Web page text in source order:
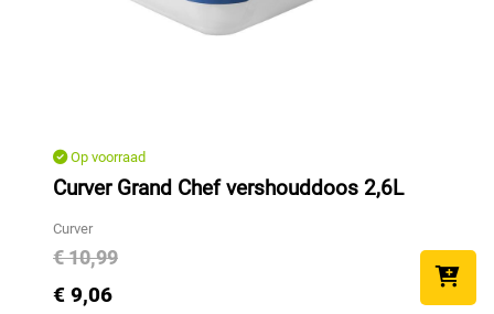
Op voorraad
Curver Grand Chef vershouddoos 2,6L
Curver
€ 10,99
€ 9,06